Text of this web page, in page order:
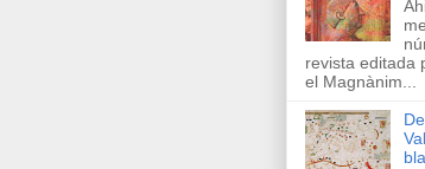
revista editada
el Magnànim...